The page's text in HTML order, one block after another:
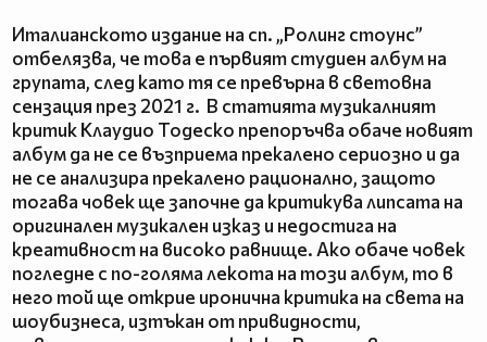
Италианското издание на сп. „Ролинг стоунс”
отбелязва, че това е първият студиен албум на
групата, след като тя се превърна в световна
сензация през 2021 г. В статията музикалният
критик Клаудио Тодеско препоръчва обаче новият
албум да не се възприема прекалено сериозно и да
не се анализира прекалено рационално, защото
тогава човек ще започне да критикува липсата на
оригинален музикален изказ и недостига на
креативност на високо равнище. Ако обаче човек
погледне с по-голяма лекота на този албум, то в
него той ще открие иронична критика на света на
шоубизнеса, изтъкан от привидности,